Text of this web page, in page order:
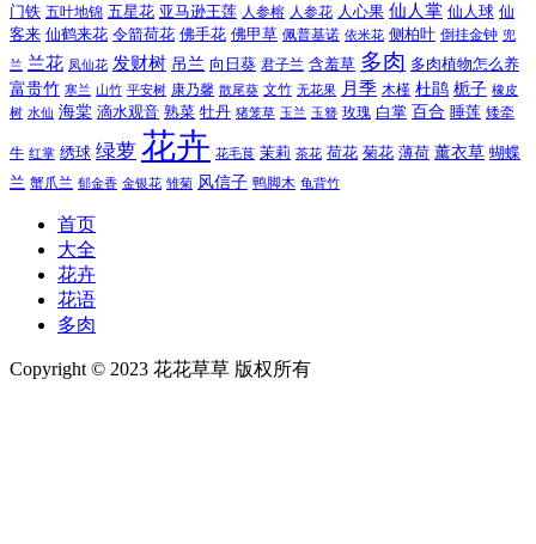
门铁 五叶地锦 五星花 亚马逊王莲 人参榕 人参花 人心果 仙人掌 仙人球 仙
客来 仙鹤来花 令箭荷花 佛手花 佛甲草 佩普基诺 依米花 侧柏叶 倒挂金钟 兜
兰 兰花 凤仙花 发财树 吊兰 向日葵 君子兰 含羞草 多肉 多肉植物怎么养
富贵竹 寒兰 山竹 平安树 康乃馨 散尾葵 文竹 无花果 月季 木槿 杜鹃 栀子 橡皮
树 水仙 海棠 滴水观音 熟菜 牡丹 猪笼草 玉兰 玉簪 玫瑰 白掌 百合 睡莲 矮牵
牛 红掌 绣球 绿萝 花卉 花毛茛 茉莉 茶花 荷花 菊花 薄荷 薰衣草 蝴蝶
兰 蟹爪兰 郁金香 金银花 雏菊 风信子 鸭脚木 龟背竹
首页
大全
花卉
花语
多肉
Copyright © 2023 花花草草 版权所有